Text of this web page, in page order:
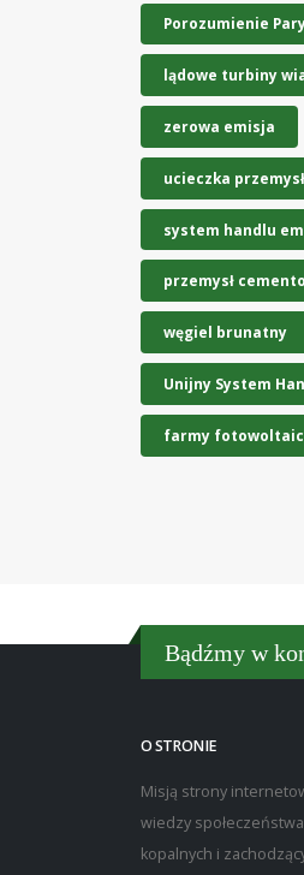
Porozumienie
lądowe turbiny
zerowa emisja
ucieczka
system handlu
przemysł
węgiel brunatny
Unijny System
farmy
Bądźmy w
O STRONIE
Misją strony
wiedzy
kopalnych i